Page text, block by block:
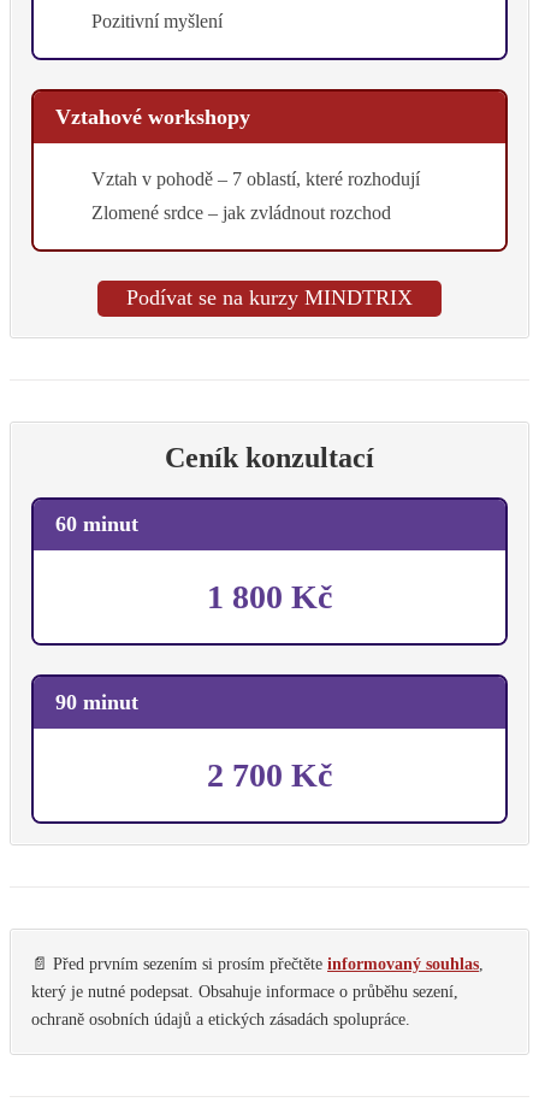
Pozitivní myšlení
Vztahové workshopy
Vztah v pohodě – 7 oblastí, které rozhodují
Zlomené srdce – jak zvládnout rozchod
Podívat se na kurzy MINDTRIX
Ceník konzultací
60 minut
1 800 Kč
90 minut
2 700 Kč
📄 Před prvním sezením si prosím přečtěte informovaný souhlas
který je nutné podepsat. Obsahuje informace o průběhu sezení,
ochraně osobních údajů a etických zásadách spolupráce.